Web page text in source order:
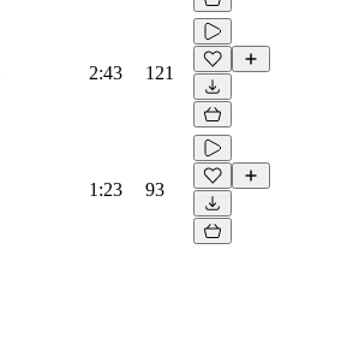
2:43 121
1:23 93